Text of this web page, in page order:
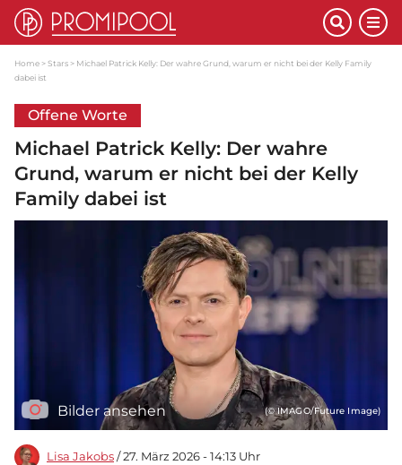
Home Stars
Michael Patrick Kelly: Der wahre Grund, warum er nicht bei der Kelly Family
dabei ist
Offene Worte
Michael Patrick Kelly: Der wahre
Grund, warum er nicht bei der Kelly
Family dabei ist
Bilder ansehen (© IMAGO/Future Image)
Lisa Jakobs / 27. März 2026 - 14:13 Uhr